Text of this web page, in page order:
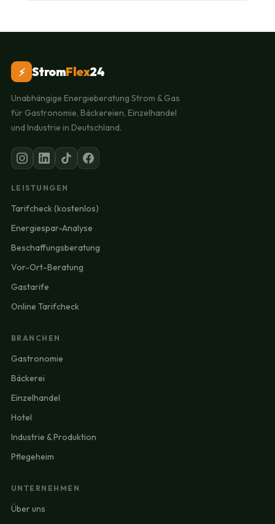
⚡ StromFlex24
Unabhängige Energieberatung Strom & Gas
für Gastronomie, Bäckereien, Einzelhandel
und Industrie in Deutschland.
LEISTUNGEN
Tarifcheck (kostenlos)
Energiespar-Analyse
Beschaffungsberatung
Vor-Ort-Beratung
Gastarife
Online Tarifcheck
BRANCHEN
Gastronomie
Bäckerei
Einzelhandel
Hotel
Industrie & Produktion
Pflegeheim
UNTERNEHMEN
Über uns